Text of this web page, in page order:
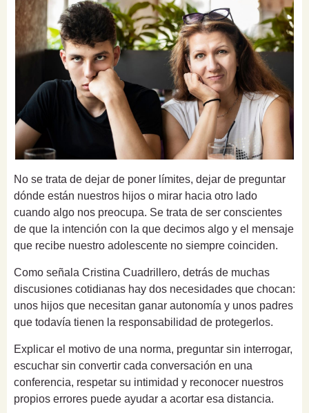
No se trata de dejar de poner límites, dejar de preguntar
dónde están nuestros hijos o mirar hacia otro lado
cuando algo nos preocupa. Se trata de ser conscientes
de que la intención con la que decimos algo y el mensaje
que recibe nuestro adolescente no siempre coinciden.
Como señala Cristina Cuadrillero, detrás de muchas
discusiones cotidianas hay dos necesidades que chocan:
unos hijos que necesitan ganar autonomía y unos padres
que todavía tienen la responsabilidad de protegerlos.
Explicar el motivo de una norma, preguntar sin interrogar,
escuchar sin convertir cada conversación en una
conferencia, respetar su intimidad y reconocer nuestros
propios errores puede ayudar a acortar esa distancia.